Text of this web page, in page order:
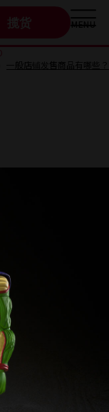
揽货 MENU
一般店铺发售商品有哪些？